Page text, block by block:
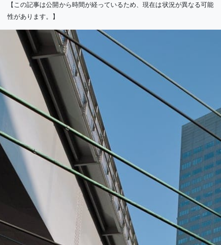
【この記事は公開から時間が経っているため、現在は状況が異なる可能
性があります。】